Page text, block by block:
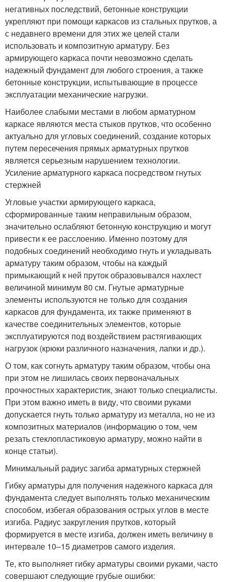
негативных последствий, бетонные конструкции
укрепляют при помощи каркасов из стальных прутков, а
с недавнего времени для этих же целей стали
использовать и композитную арматуру. Без
армирующего каркаса почти невозможно сделать
надежный фундамент для любого строения, а также
бетонные конструкции, испытывающие в процессе
эксплуатации механические нагрузки.
Наиболее слабыми местами в любом арматурном
каркасе являются места стыков прутков, что особенно
актуально для угловых соединений, создание которых
путем пересечения прямых арматурных прутков
является серьезным нарушением технологии.
Усиление арматурного каркаса посредством гнутых
стержней
Угловые участки армирующего каркаса,
сформированные таким неправильным образом,
значительно ослабляют бетонную конструкцию и могут
привести к ее расслоению. Именно поэтому для
подобных соединений необходимо гнуть и укладывать
арматуру таким образом, чтобы на каждый
примыкающий к ней пруток образовывался нахлест
величиной минимум 80 см. Гнутые арматурные
элементы используются не только для создания
каркасов для фундамента, их также применяют в
качестве соединительных элементов, которые
эксплуатируются под воздействием растягивающих
нагрузок (крюки различного назначения, лапки и др.).
О том, как согнуть арматуру таким образом, чтобы она
при этом не лишилась своих первоначальных
прочностных характеристик, знают только специалисты.
При этом важно иметь в виду, что своими руками
допускается гнуть только арматуру из металла, но не из
композитных материалов (информацию о том, чем
резать стеклопластиковую арматуру, можно найти в
конце статьи).
Минимальный радиус загиба арматурных стержней
Гибку арматуры для получения надежного каркаса для
фундамента следует выполнять только механическим
способом, избегая образования острых углов в месте
изгиба. Радиус закругления прутков, который
формируется в месте изгиба, должен иметь величину в
интервале 10–15 диаметров самого изделия.
Те, кто выполняет гибку арматуры своими руками, часто
совершают следующие грубые ошибки: